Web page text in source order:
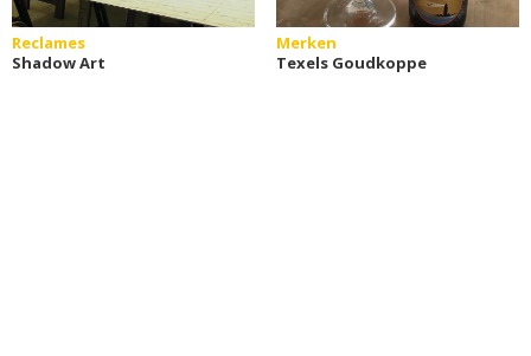
Reclames
Shadow Art
Merken
Texels Goudkoppe